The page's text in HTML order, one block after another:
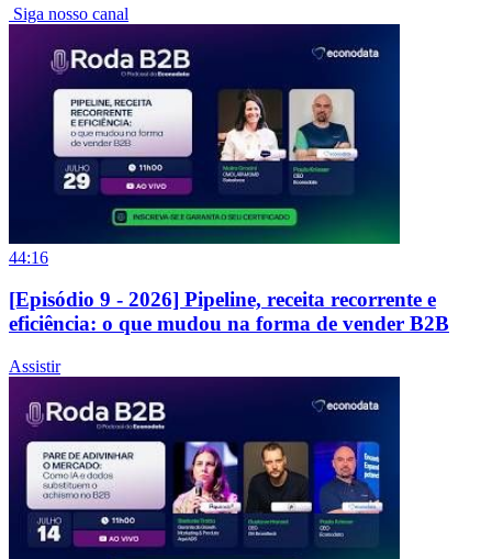
Siga nosso canal
44:16
[Episódio 9 - 2026] Pipeline, receita recorrente e
eficiência: o que mudou na forma de vender B2B
Assistir